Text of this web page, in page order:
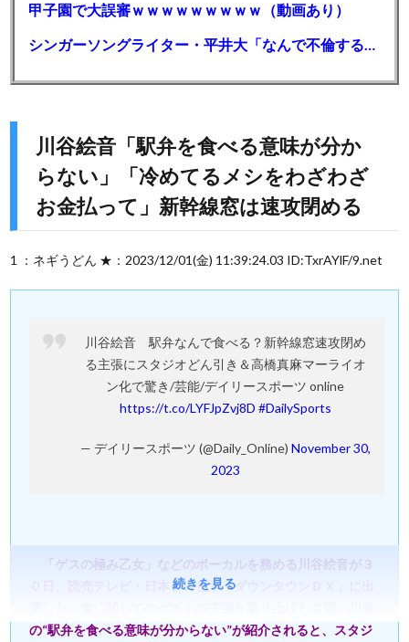
甲子園で大誤審ｗｗｗｗｗｗｗｗｗ（動画あり）
シンガーソングライター・平井大「なんで不倫するか知ってる？妥協で結婚するからさ。」←浅すぎると大炎上
川谷絵音「駅弁を食べる意味が分か
らない」「冷めてるメシをわざわざ
お金払って」新幹線窓は速攻閉める
1 ：ネギうどん ★：2023/12/01(金) 11:39:24.03 ID:TxrAYlF/9.net
川谷絵音 駅弁なんで食べる？新幹線窓速攻閉め
る主張にスタジオどん引き＆高橋真麻マーライオ
ン化で驚き/芸能/デイリースポーツ online
https://t.co/LYFJpZvj8D #DailySports
— デイリースポーツ (@Daily_Online) November 30,
2023
「ゲスの極み乙女」などのボーカルを務める川谷絵音が３
０日、読売テレビ・日本テレビ系「ダウンタウンＤＸ」に出
の“駅弁を食べる意味が分からない”が紹介されると、スタジ
続きを見る